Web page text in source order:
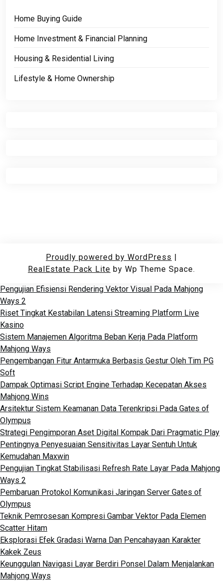
Home Buying Guide
Home Investment & Financial Planning
Housing & Residential Living
Lifestyle & Home Ownership
Proudly powered by WordPress |
RealEstate Pack Lite by Wp Theme Space.
Pengujian Efisiensi Rendering Vektor Visual Pada Mahjong
Ways 2
Riset Tingkat Kestabilan Latensi Streaming Platform Live
Kasino
Sistem Manajemen Algoritma Beban Kerja Pada Platform
Mahjong Ways
Pengembangan Fitur Antarmuka Berbasis Gestur Oleh Tim PG
Soft
Dampak Optimasi Script Engine Terhadap Kecepatan Akses
Mahjong Wins
Arsitektur Sistem Keamanan Data Terenkripsi Pada Gates of
Olympus
Strategi Pengimporan Aset Digital Kompak Dari Pragmatic Play
Pentingnya Penyesuaian Sensitivitas Layar Sentuh Untuk
Kemudahan Maxwin
Pengujian Tingkat Stabilisasi Refresh Rate Layar Pada Mahjong
Ways 2
Pembaruan Protokol Komunikasi Jaringan Server Gates of
Olympus
Teknik Pemrosesan Kompresi Gambar Vektor Pada Elemen
Scatter Hitam
Eksplorasi Efek Gradasi Warna Dan Pencahayaan Karakter
Kakek Zeus
Keunggulan Navigasi Layar Berdiri Ponsel Dalam Menjalankan
Mahjong Ways